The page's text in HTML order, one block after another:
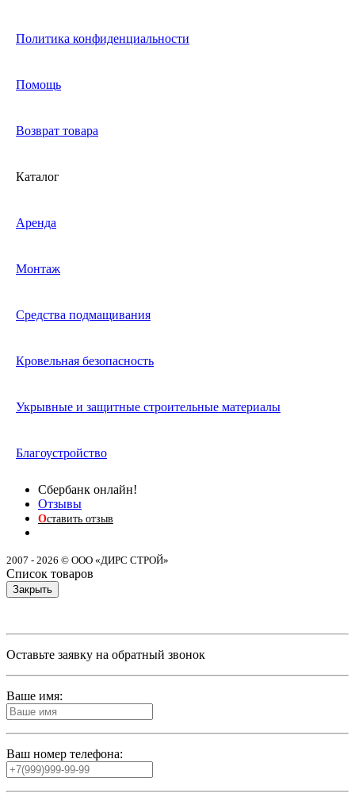
Политика конфиденциальности
Помощь
Возврат товара
Каталог
Аренда
Монтаж
Средства подмащивания
Кровельная безопасность
Укрывные и защитные строительные материалы
Благоустройство
Сбербанк онлайн!
Отзывы
Оставить отзыв
2007 - 2026 © ООО «ДИРС СТРОЙ»
Список товаров
Закрыть
Оставьте заявку на обратный звонок
Ваше имя:
Ваш номер телефона: